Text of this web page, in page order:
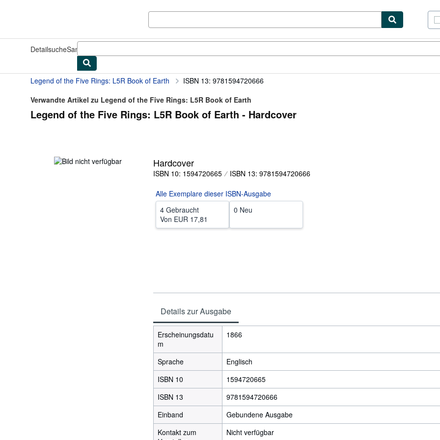
DetailsucheSammlungen
Legend of the Five Rings: L5R Book of Earth
ISBN 13: 9781594720666
Verwandte Artikel zu Legend of the Five Rings: L5R Book of Earth
Legend of the Five Rings: L5R Book of Earth - Hardcover
Hardcover
ISBN 10: 1594720665 ISBN 13: 9781594720666
Alle Exemplare dieser ISBN-Ausgabe
4 Gebraucht
Von EUR 17,81
0 Neu
Details zur Ausgabe
Erscheinungsdatu
m
1866
Sprache
Englisch
ISBN 10
1594720665
ISBN 13
9781594720666
Einband
Gebundene Ausgabe
Kontakt zum
Nicht verfügbar